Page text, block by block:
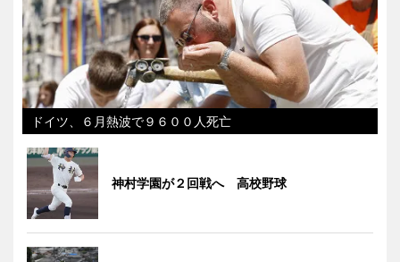
ドイツ、６月熱波で９６００人死亡
神村学園が２回戦へ 高校野球